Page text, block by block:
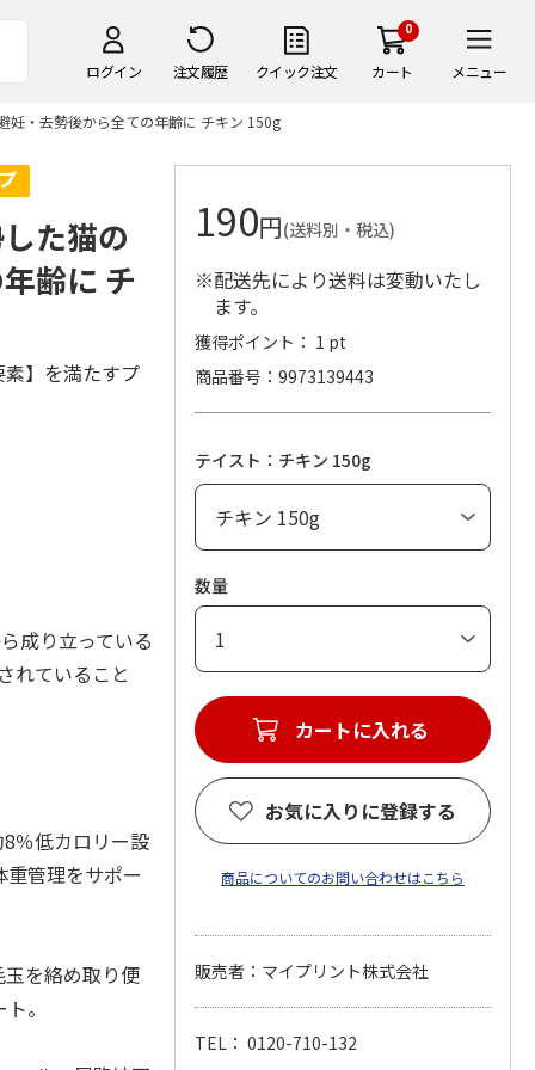
ログイン 注文履歴 クイック注文
0
カート メニュー
妊・去勢後から全ての年齢に チキン 150g
た猫の
齢に チ
】を満たすプ
成り立っている
れていること
％低カロリー設
管理をサポー
を絡め取り便
。
190円(送料別・税込)
※配送先により送料は変動いたし
ます。
獲得ポイント： 1 pt
商品番号
9973139443
テイスト：チキン 150g
数量
カートに入れる
お気に入りに登録する
商品についてのお問い合わせはこちら
販売者：マイプリント株式会社
TEL： 0120-710-132